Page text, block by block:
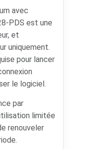
avec
PDS est une
et
uniquement.
pour lancer
le logiciel.
par
limitée
renouveler